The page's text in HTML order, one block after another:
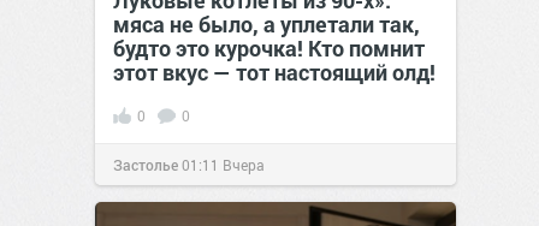
мяса не было, а уплетали так,
будто это курочка! Кто помнит
этот вкус — тот настоящий олд!
0 0
Застолье01:11 Вчера